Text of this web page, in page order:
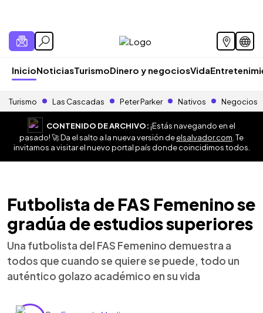
InicioNoticiasTurismoDinero y negociosVida
Turismo Las Cascadas Peter Parker Nativos Negocios
CONTENIDO DE ARCHIVO:¡Estás navegando en el
pasado! 🚀 Da el salto a la nueva versión deelsalvador.com . Te
invitamos a visitar el nuevo portal país donde coincidimos todos.
Futbolista de FAS Femenino se
gradúa de estudios superiores
Una futbolista del FAS Femenino demuestra a
todos que cuando se quiere se puede, todo un
auténtico golazo académico en su vida